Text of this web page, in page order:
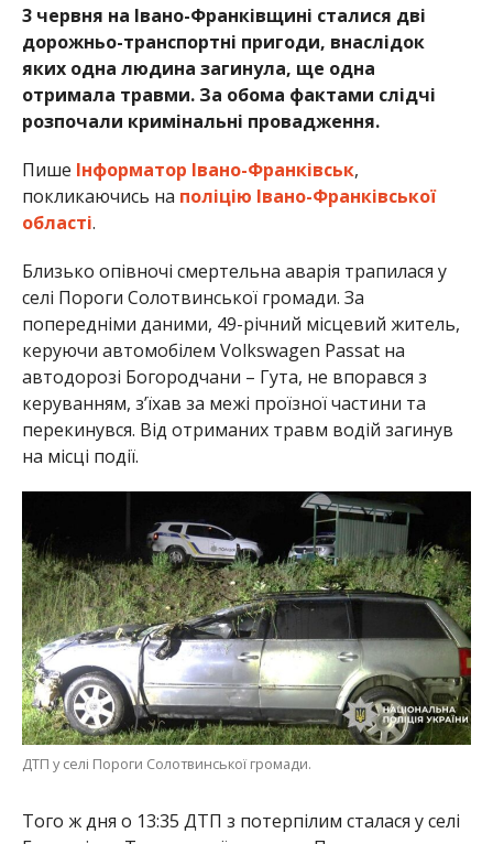
3 червня на Івано-Франківщині сталися дві
дорожньо-транспортні пригоди, внаслідок
яких одна людина загинула, ще одна
отримала травми. За обома фактами слідчі
розпочали кримінальні провадження.
Пише Інформатор Івано-Франківськ,
покликаючись на поліцію Івано-Франківської
області.
Близько опівночі смертельна аварія трапилася у
селі Пороги Солотвинської громади. За
попередніми даними, 49-річний місцевий житель,
керуючи автомобілем Volkswagen Passat на
автодорозі Богородчани – Гута, не впорався з
керуванням, з’їхав за межі проїзної частини та
перекинувся. Від отриманих травм водій загинув
на місці події.
ДТП у селі Пороги Солотвинської громади.
Того ж дня о 13:35 ДТП з потерпілим сталася у селі